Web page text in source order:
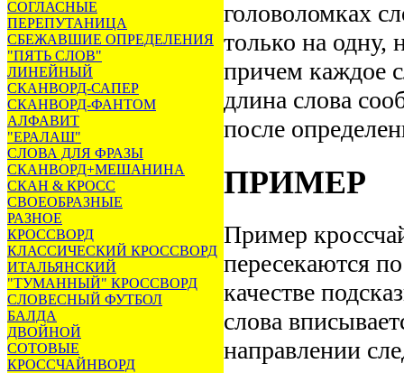
СОГЛАСНЫЕ
ПЕРЕПУТАНИЦА
СБЕЖАВШИЕ ОПРЕДЕЛЕНИЯ
"ПЯТЬ СЛОВ"
ЛИНЕЙНЫЙ
СКАНВОРД-САПЕР
СКАНВОРД-ФАНТОМ
АЛФАВИТ
"ЕРАЛАШ"
СЛОВА ДЛЯ ФРАЗЫ
СКАНВОРД+МЕШАНИНА
СКАН & КРОСС
СВОЕОБРАЗНЫЕ
РАЗНОЕ
КРОССВОРД
КЛАССИЧЕСКИЙ КРОССВОРД
ИТАЛЬЯНСКИЙ
"ТУМАННЫЙ" КРОССВОРД
СЛОВЕСНЫЙ ФУТБОЛ
БАЛДА
ДВОЙНОЙ
СОТОВЫЕ
КРОССЧАЙНВОРД
головоломках
только на одну,
причем каждое
длина слова
после
ПРИМЕР
Пример
пересекаются
качестве
слова
направлении